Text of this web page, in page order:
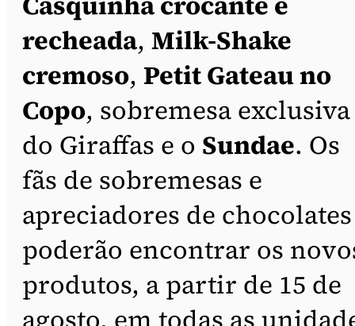
recheada, Milk-Shake
cremoso, Petit Gateau no
Copo, sobremesa exclusiva
do Giraffas e o Sundae. Os
fãs de sobremesas e
apreciadores de chocolates
poderão encontrar os
produtos, a partir de 15 de